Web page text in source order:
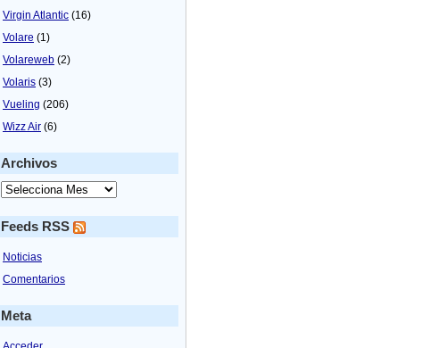
Virgin Atlantic (16)
Volare (1)
Volareweb (2)
Volaris (3)
Vueling (206)
Wizz Air (6)
Archivos
Feeds RSS
Noticias
Comentarios
Meta